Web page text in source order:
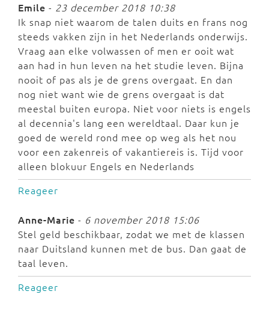
Emile - 23 december 2018 10:38
Ik snap niet waarom de talen duits en frans nog
steeds vakken zijn in het Nederlands onderwijs.
Vraag aan elke volwassen of men er ooit wat
aan had in hun leven na het studie leven. Bijna
nooit of pas als je de grens overgaat. En dan
nog niet want wie de grens overgaat is dat
meestal buiten europa. Niet voor niets is engels
al decennia's lang een wereldtaal. Daar kun je
goed de wereld rond mee op weg als het nou
voor een zakenreis of vakantiereis is. Tijd voor
alleen blokuur Engels en Nederlands
Reageer
Anne-Marie - 6 november 2018 15:06
Stel geld beschikbaar, zodat we met de klassen
naar Duitsland kunnen met de bus. Dan gaat de
taal leven.
Reageer